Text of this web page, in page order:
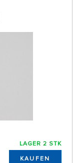
LAGER 2 STK
KAUFEN